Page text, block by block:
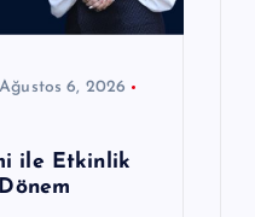
Ağustos 6, 2026
ile Etkinlik